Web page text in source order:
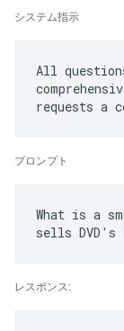
システム指示
All
プロンプト
What is a
レスポンス: